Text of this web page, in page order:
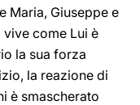
Maria, Giuseppe e
vive come Lui è
la sua forza
la reazione di
è smascherato